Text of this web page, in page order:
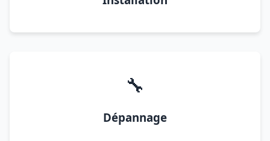
🔧
Dépannage